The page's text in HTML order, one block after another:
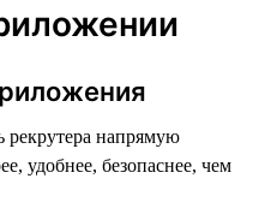
рекрутера напрямую
удобнее, безопаснее, чем